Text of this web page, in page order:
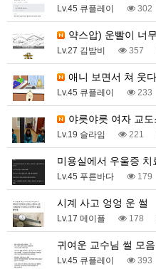
Lv.45 큐플레이 302
약스압) 운빨이 너
Lv.27 김밤비 357
애니 보면서 쳐 웃
Lv.45 큐플레이 233
야릇야릇 여자 교
Lv.19 슬라임 221
미용실에서 우울증 치
Lv.45 푸른바다 179
시계 사고 엉엉 운 썰
Lv.17 메이플 178
귀여운 교수님 썰 모음
Lv.45 큐플레이 393